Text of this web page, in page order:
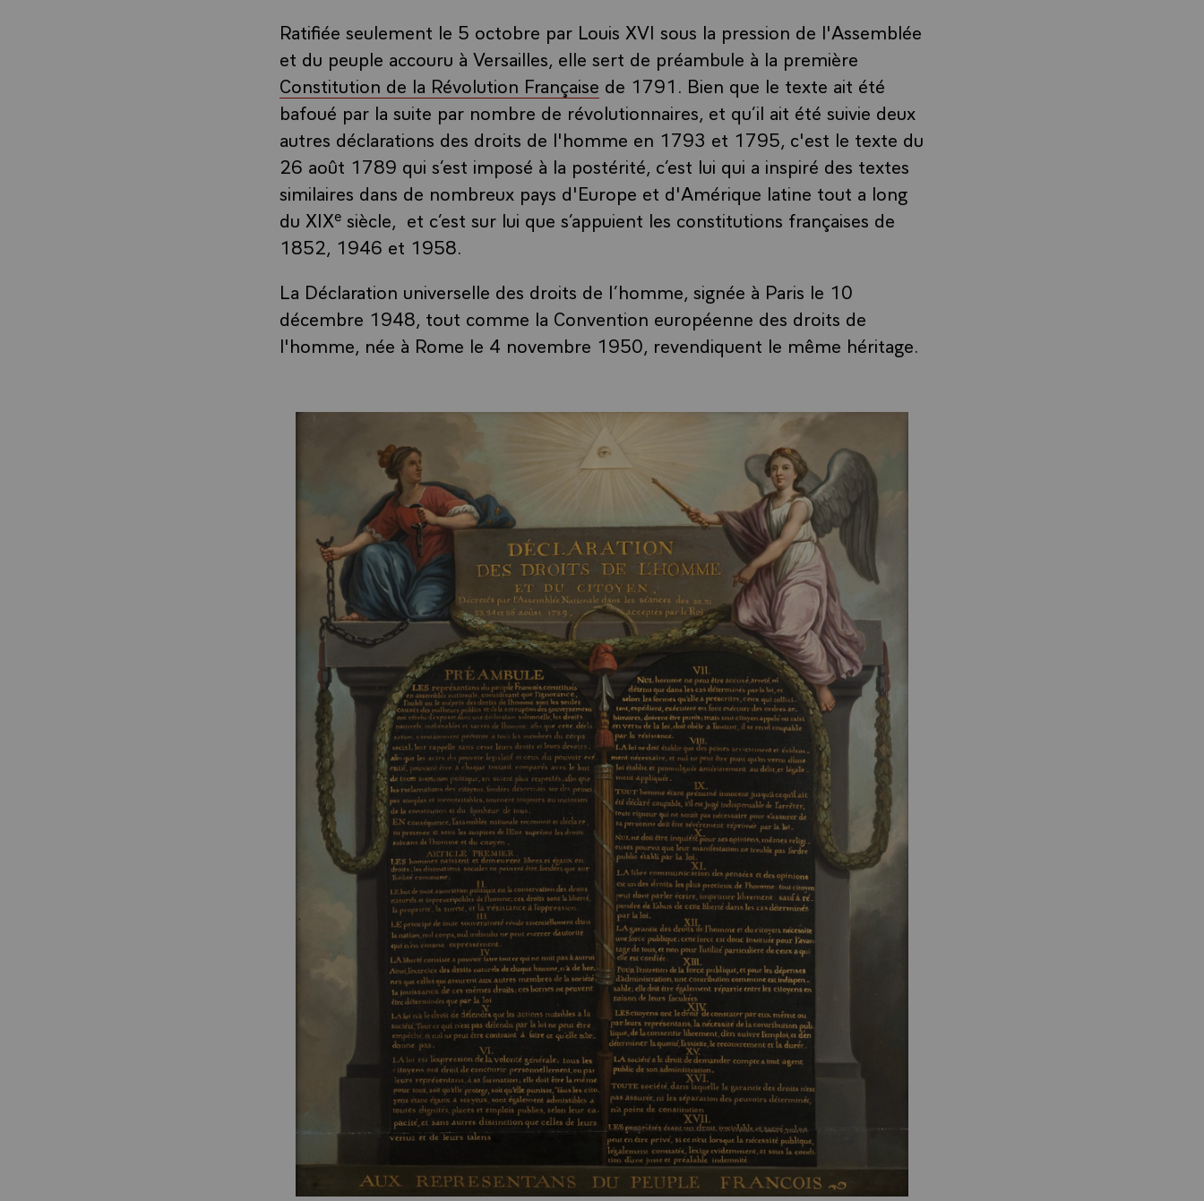
Ratifiée seulement le 5 octobre par Louis XVI sous la pression de l'Assemblée
et du peuple accouru à Versailles, elle sert de préambule à la première
Constitution de la Révolution Française de 1791. Bien que le texte ait été
bafoué par la suite par nombre de révolutionnaires, et qu’il ait été suivie deux
autres déclarations des droits de l'homme en 1793 et 1795, c'est le texte du
26 août 1789 qui s’est imposé à la postérité, c’est lui qui a inspiré des textes
similaires dans de nombreux pays d'Europe et d'Amérique latine tout a long
du XIXe siècle, et c’est sur lui que s’appuient les constitutions françaises de
1852, 1946 et 1958.
La Déclaration universelle des droits de l’homme, signée à Paris le 10
décembre 1948, tout comme la Convention européenne des droits de
l'homme, née à Rome le 4 novembre 1950, revendiquent le même héritage.